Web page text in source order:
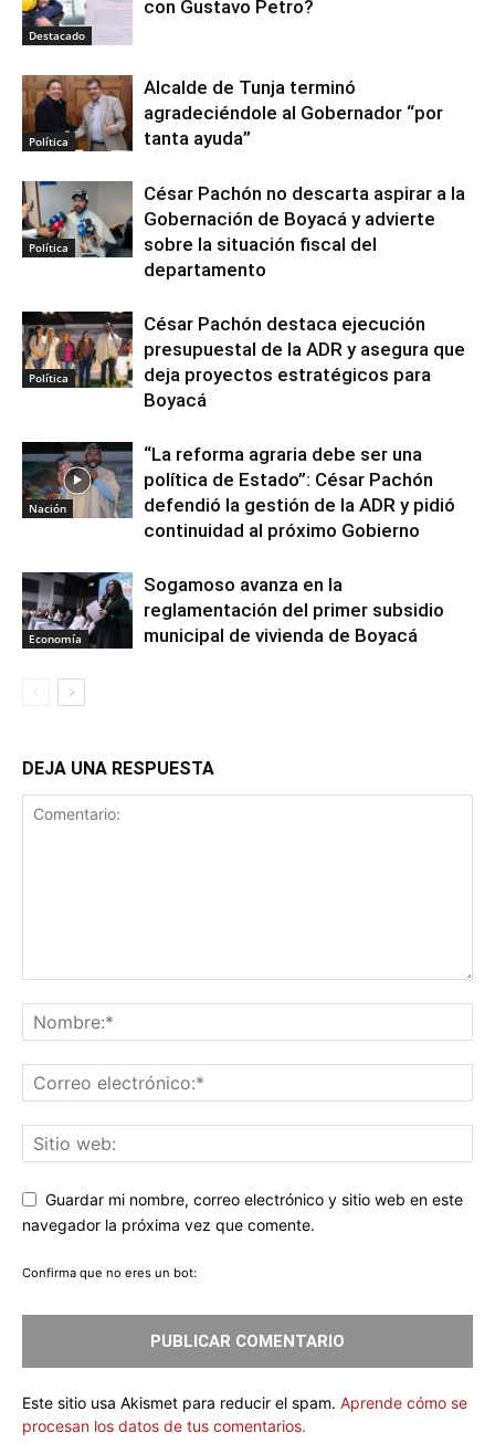
Destacado
con Gustavo Petro?
Política
Alcalde de Tunja terminó
agradeciéndole al Gobernador “por
tanta ayuda”
Política
César Pachón no descarta aspirar a la
Gobernación de Boyacá y advierte
sobre la situación fiscal del
departamento
Política
César Pachón destaca ejecución
presupuestal de la ADR y asegura que
deja proyectos estratégicos para
Boyacá
Nación
“La reforma agraria debe ser una
política de Estado”: César Pachón
defendió la gestión de la ADR y pidió
continuidad al próximo Gobierno
Economía
Sogamoso avanza en la
reglamentación del primer subsidio
municipal de vivienda de Boyacá
DEJA UNA RESPUESTA
Guardar mi nombre, correo electrónico y sitio web en este
navegador la próxima vez que comente.
Confirma que no eres un bot:
Este sitio usa Akismet para reducir el spam. Aprende cómo se
procesan los datos de tus comentarios.